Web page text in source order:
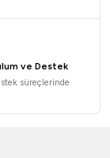
kolaylığı ve
büyük
mükemmel bir
şıklık katarken,
taşınabilir.
gece
ve Destek
süreçlerinde